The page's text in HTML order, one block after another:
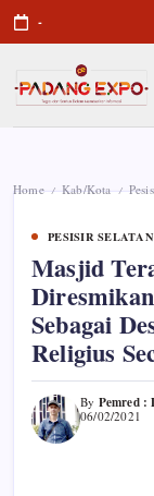
content
-
Padang
Tegas
dan
Home / Kab/Kota /
PESISIR SELATAN
Masjid
Sebagai
Religius
By Pemred :
06/02/2021